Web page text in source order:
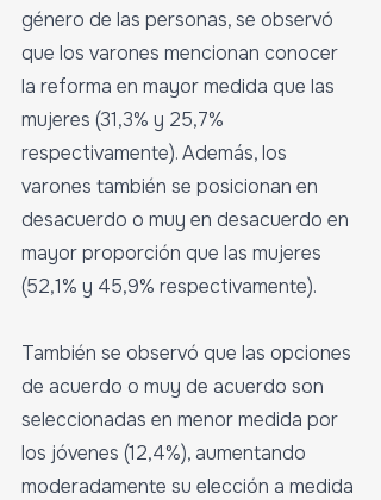
género de las personas, se observó
que los varones mencionan conocer
la reforma en mayor medida que las
mujeres (31,3% y 25,7%
respectivamente). Además, los
varones también se posicionan en
desacuerdo o muy en desacuerdo en
mayor proporción que las mujeres
(52,1% y 45,9% respectivamente).
También se observó que las opciones
de acuerdo o muy de acuerdo son
seleccionadas en menor medida por
los jóvenes (12,4%), aumentando
moderadamente su elección a medida